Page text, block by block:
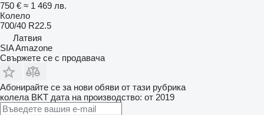
750 € ≈ 1 469 лв.
Колело
700/40 R22.5
Латвия
SIA Amazone
Свържете се с продавача
Абонирайте се за нови обяви от тази рубрика
колела BKT дата на производство: от 2019